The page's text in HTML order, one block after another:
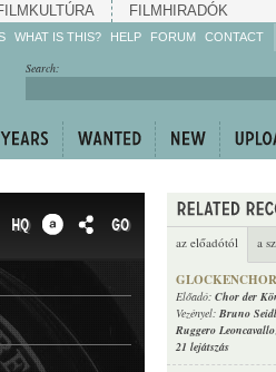
FILMHIRADÓK
WHAT IS THIS? HELP
Enrich!
Share!
FORUM CONTACT
Search:
az előadótól a
Előadó: Chor der
Vezényel: Bruno
Ruggero Leoncavallo
21 lejátszás
HQ GO